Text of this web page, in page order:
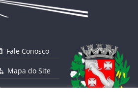
Fale Conosco
Mapa do Site
Facebook